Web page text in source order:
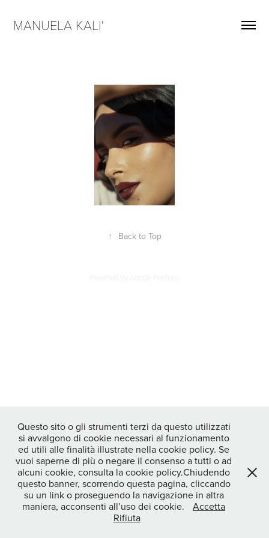
MANUELA KALI'
↑ Back to Top
Questo sito o gli strumenti terzi da questo utilizzati
si avvalgono di cookie necessari al funzionamento
ed utili alle finalità illustrate nella cookie policy. Se
vuoi saperne di più o negare il consenso a tutti o ad
alcuni cookie, consulta la cookie policy.Chiudendo
questo banner, scorrendo questa pagina, cliccando
su un link o proseguendo la navigazione in altra
maniera, acconsenti all’uso dei cookie.
Accetta
Rifiuta